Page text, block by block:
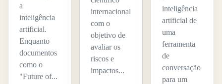
a
inteligência
artificial.
Enquanto
documentos
como o
"Future of...
internacional
com o
objetivo de
avaliar os
riscos e
impactos...
inteligência
artificial de
uma
ferramenta
de
conversação
para um